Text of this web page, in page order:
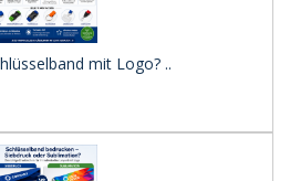
mit Logo? ..